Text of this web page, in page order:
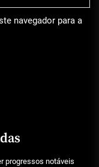
navegador para a
progressos notáveis